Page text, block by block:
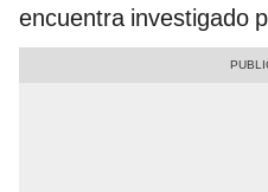
encuentra investigado